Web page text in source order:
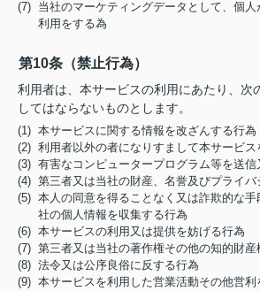
(7) 当社のマーケティングデータとして、個
利用をする為
第10条（禁止行為）
利用者は、本サービスの利用にあたり、次
してはならないものとします。
(1) 本サービスに関する情報を改ざんする行為
(2) 利用者以外の者になりすまして本サービス
(3) 有害なコンピュータープログラム等を送信
(4) 第三者又は当社の財産、名誉及びプライバ
(5) 本人の同意を得ることなく又は詐欺的な手
社の個人情報を収集する行為
(6) 本サービスの利用又は提供を妨げる行為
(7) 第三者又は当社の著作権その他の知的財産
(8) 法令又は公序良俗に反する行為
(9) 本サービスを利用した営業活動その他営利